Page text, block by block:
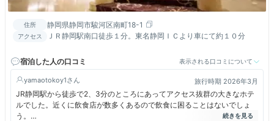
住所 静岡県静岡市駿河区南町18-1
アクセス ＪＲ静岡駅南口徒歩１分。東名静岡ＩＣより車にて約１０分
宿泊した人の口コミ 表示される口コミについて
yamaotokoy1 旅行時期 2026年3月
JR静岡駅から徒歩で2、3分のところにあってアクセス抜群の大きなホテ
ルでした。近くに飲食店が数多くあるので飲食に困ることはないでしょ
う。